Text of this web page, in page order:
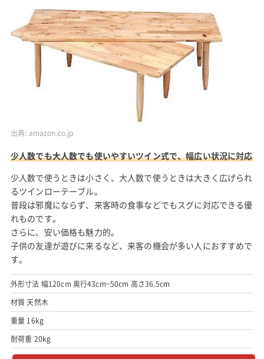
出典: amazon.co.jp
少人数でも大人数でも使いやすいツイン式で、幅広い状況に対応
少人数で使うときは小さく、大人数で使うときは大きく広げられ
るツインローテーブル。
普段は邪魔にならず、来客時の食事などでもスグに対応できる優
れものです。
さらに、安い価格も魅力的。
子供の友達が遊びに来るなど、来客の機会が多い人におすすめで
す。
外形寸法 幅120cm 奥行43cm~50cm 高さ36.5cm
材質 天然木
重量 16kg
耐荷重 20kg